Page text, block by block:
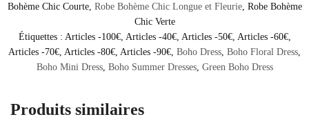
Bohème Chic Courte, Robe Bohème Chic Longue et Fleurie, Robe Bohème
Chic Verte
Étiquettes : Articles -100€, Articles -40€, Articles -50€, Articles -60€,
Articles -70€, Articles -80€, Articles -90€, Boho Dress, Boho Floral Dress,
Boho Mini Dress, Boho Summer Dresses, Green Boho Dress
Produits similaires